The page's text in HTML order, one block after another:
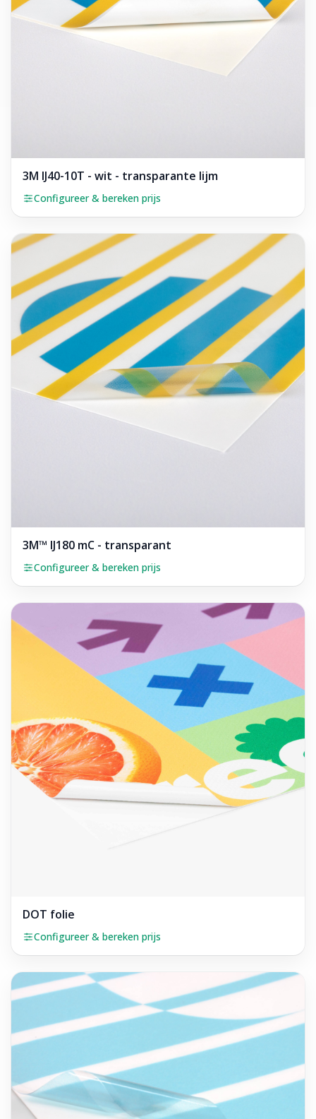
3M IJ40-10T - wit - transparante lijm
Configureer & bereken prijs
3M™ IJ180 mC - transparant
Configureer & bereken prijs
DOT folie
Configureer & bereken prijs